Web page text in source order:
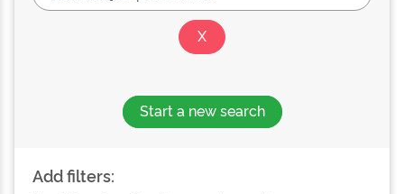
Start a new search
Add filters: